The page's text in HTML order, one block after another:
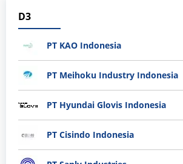
D3
PT KAO Indonesia
PT Meihoku Industry Indonesia
PT Hyundai Glovis Indonesia
PT Cisindo Indonesia